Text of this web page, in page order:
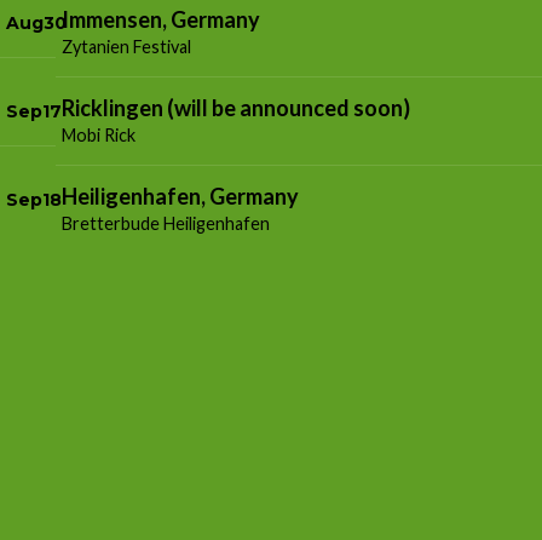
Aug30Immensen, Germany
Zytanien Festival
Sep17Ricklingen (will be announced soon)
Mobi Rick
Sep18Heiligenhafen, Germany
Bretterbude Heiligenhafen